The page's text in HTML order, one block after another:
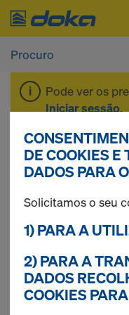
Pode ver os
Iniciar sessão.
39 produtos
Mais procurados
DE COOKIES E
DADOS PARA
Solicitamos o seu
1) PARA A
2) PARA A
DADOS
COOKIES